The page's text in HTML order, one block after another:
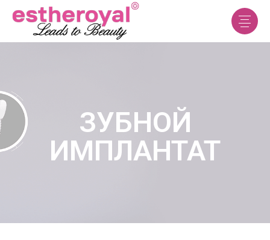
ЗУБНОЙ
ИМПЛАНТАТ